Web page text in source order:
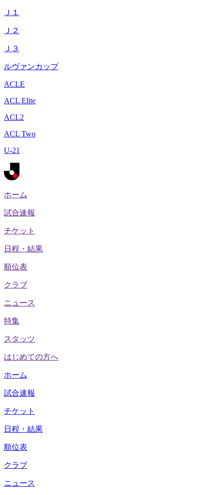
Ｊ１
Ｊ２
Ｊ３
ルヴァンカップ
ACLE
ACL Elite
ACL2
ACL Two
U-21
ホーム
試合速報
チケット
日程・結果
順位表
クラブ
ニュース
特集
スタッツ
はじめての方へ
ホーム
試合速報
チケット
日程・結果
順位表
クラブ
ニュース